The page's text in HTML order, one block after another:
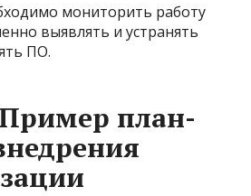
мониторить работу
выявлять и устранять
ПО.
план-